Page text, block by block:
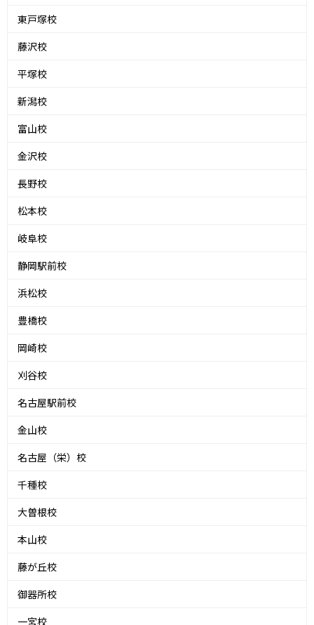
東戸塚校
藤沢校
平塚校
新潟校
富山校
金沢校
長野校
松本校
岐阜校
静岡駅前校
浜松校
豊橋校
岡崎校
刈谷校
名古屋駅前校
金山校
名古屋（栄）校
千種校
大曽根校
本山校
藤が丘校
御器所校
一宮校